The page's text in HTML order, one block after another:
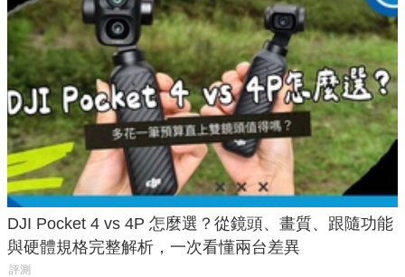
DJI Pocket 4 vs 4P 怎麼選？從鏡頭、畫質、跟隨功能
與硬體規格完整解析，一次看懂兩台差異
評測